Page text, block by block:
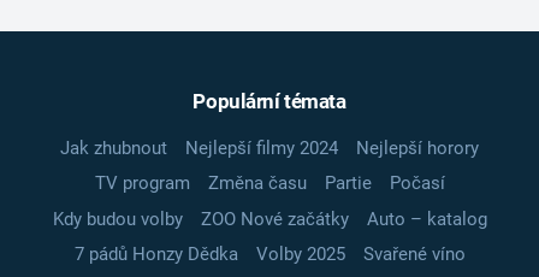
Populární témata
Jak zhubnout Nejlepší filmy 2024
Nejlepší horory
TV program
Změna času Partie
Počasí
Kdy budou volby
ZOO Nové začátky
Auto – katalog
7 pádů Honzy Dědka
Volby 2025
Svařené víno